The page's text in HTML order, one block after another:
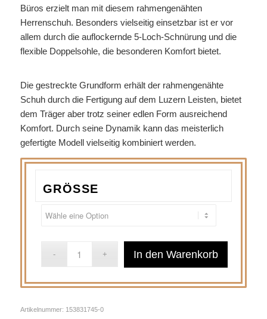
Büros erzielt man mit diesem rahmengenähten
Herrenschuh. Besonders vielseitig einsetzbar ist er vor
allem durch die auflockernde 5-Loch-Schnürung und die
flexible Doppelsohle, die besonderen Komfort bietet.
Die gestreckte Grundform erhält der rahmengenähte
Schuh durch die Fertigung auf dem Luzern Leisten, bietet
dem Träger aber trotz seiner edlen Form ausreichend
Komfort. Durch seine Dynamik kann das meisterlich
gefertigte Modell vielseitig kombiniert werden.
GRÖSSE
In den Warenkorb
Artikelnummer: 153831745-0